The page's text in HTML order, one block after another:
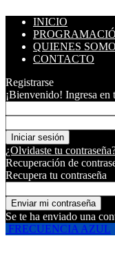
INICIO
QUIENES
CONTACTO
Registrarse
¡Bienvenido! Ingresa en
¿Olvidaste tu
Recuperación de
Recupera tu contraseña
Se te ha enviado una
FRECUENCIA AZUL